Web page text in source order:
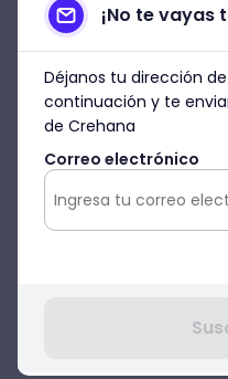
Técnicas
comunes
Ahora que sabes
técnica proyectiva
principales, es
sobre las
la mayoría de
test de
técnicas
¡No te vayas
Déjanos tu dirección
continuación y te
de Crehana
Correo electrónico